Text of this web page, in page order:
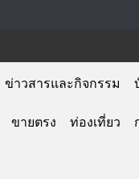
ข่าวสารและกิจกรรม
ขายตรง ท่องเที่ยว